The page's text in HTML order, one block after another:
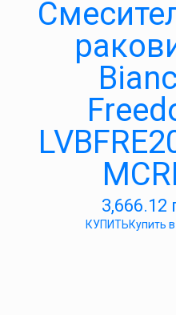
3,666.12
КУПИТЬКупить